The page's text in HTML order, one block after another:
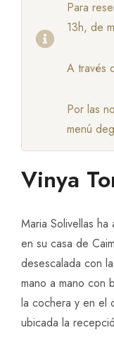
Para
13h, de
A través
Por las
menú
Vinya
Maria Solivellas
en su casa de
desescalada con
mano a mano con
la cochera y en el
ubicada la